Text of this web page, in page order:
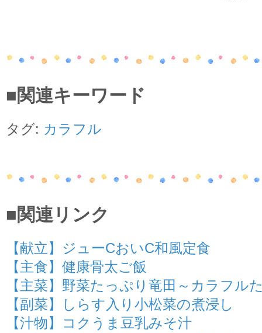
■関連キーワード
タグ: カラフル
■関連リンク
【献立】ジューCおいC和風定食
【主食】健康骨太ご飯
【主菜】野菜たっぷり竜田～カラフル
【副菜】しらす入り小松菜の煮浸し
【汁物】コクうま豆乳みそ汁